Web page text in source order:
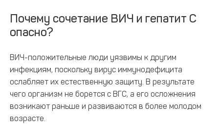
Почему сочетание ВИЧ и гепатит С
опасно?
ВИЧ-положительные люди уязвимы к другим
инфекциям, поскольку вирус иммунодефицита
ослабляет их естественную защиту. В результате
чего организм не борется с ВГС, а его осложнения
возникают раньше и развиваются в более молодом
возрасте.